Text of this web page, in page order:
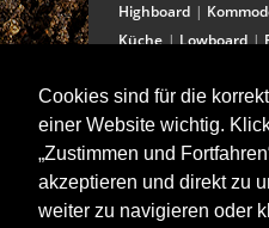
Cookies sind für die
einer Website wichtig.
„Zustimmen und
akzeptieren und direkt zu
weiter zu navigieren oder
Highboard
Küche
Lowboard
Stuhl/Bank
Truhe
Wohnwand
ANSCHRIFT